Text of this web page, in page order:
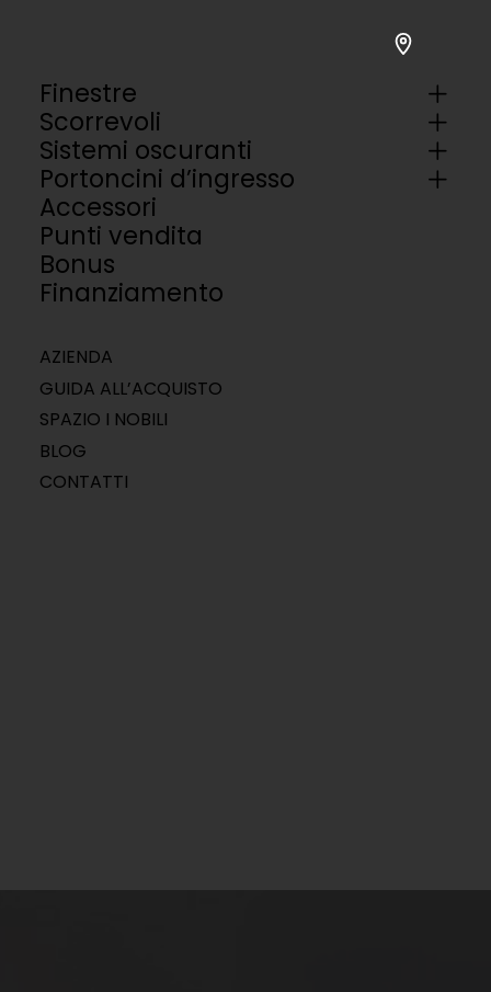
Finestre
Scorrevoli
Sistemi oscuranti
Portoncini d’ingresso
Accessori
Punti vendita
Bonus
Finanziamento
AZIENDA
GUIDA ALL’ACQUISTO
SPAZIO I NOBILI
BLOG
CONTATTI